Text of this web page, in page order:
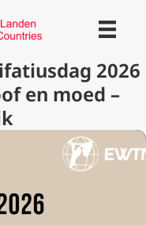
2026
en moed –